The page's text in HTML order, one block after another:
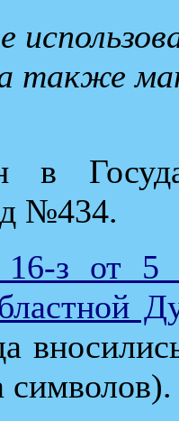
также
в
№434.
з от 5
символов).